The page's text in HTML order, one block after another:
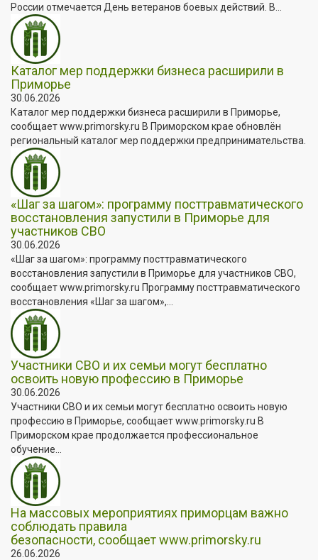
России отмечается День ветеранов боевых действий. В...
Каталог мер поддержки бизнеса расширили в
Приморье
30.06.2026
Каталог мер поддержки бизнеса расширили в Приморье,
сообщает www.primorsky.ru В Приморском крае обновлён
региональный каталог мер поддержки предпринимательства.
«Шаг за шагом»: программу посттравматического
восстановления запустили в Приморье для
участников СВО
30.06.2026
«Шаг за шагом»: программу посттравматического
восстановления запустили в Приморье для участников СВО,
сообщает www.primorsky.ru Программу посттравматического
восстановления «Шаг за шагом»,...
Участники СВО и их семьи могут бесплатно
освоить новую профессию в Приморье
30.06.2026
Участники СВО и их семьи могут бесплатно освоить новую
профессию в Приморье, сообщает www.primorsky.ru В
Приморском крае продолжается профессиональное
обучение...
На массовых мероприятиях приморцам важно
соблюдать правила
безопасности, сообщает www.primorsky.ru
26.06.2026